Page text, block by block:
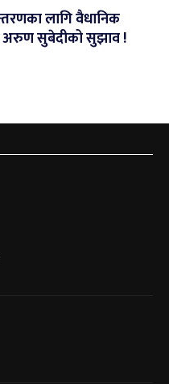
लागि वैधानिक
अरुण सुबेदीको सुझाव !